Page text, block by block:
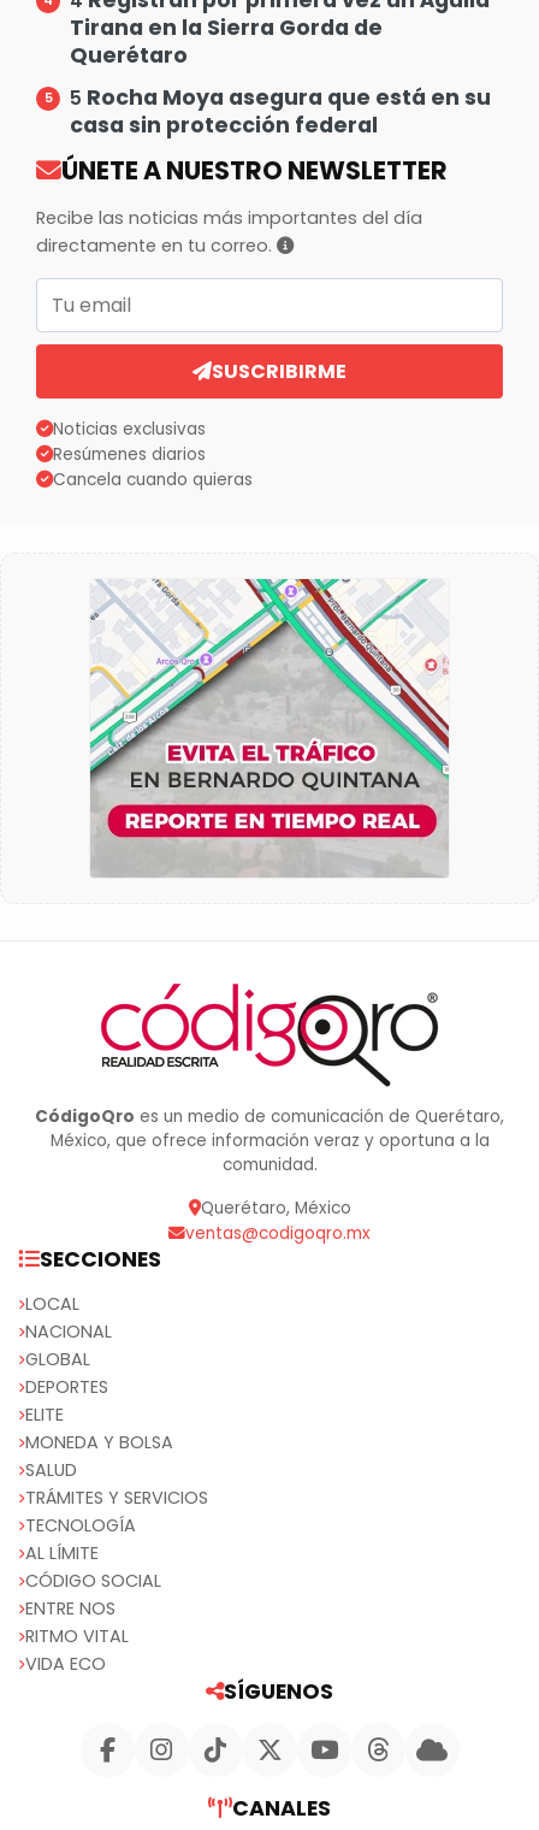
Tirana en la Sierra Gorda de
Querétaro
5 Rocha Moya asegura que está en su
casa sin protección federal
ÚNETE A NUESTRO NEWSLETTER
Recibe las noticias más importantes del día
directamente en tu correo.
Correo electrónico
SUSCRIBIRME
Noticias exclusivas
Resúmenes diarios
Cancela cuando quieras
CódigoQro es un medio de comunicación de Querétaro,
México, que ofrece información veraz y oportuna a la
comunidad.
Querétaro, México
ventas@codigoqro.mx
SECCIONES
LOCAL
NACIONAL
GLOBAL
DEPORTES
ELITE
MONEDA Y BOLSA
SALUD
TRÁMITES Y SERVICIOS
TECNOLOGÍA
AL LÍMITE
CÓDIGO SOCIAL
ENTRE NOS
RITMO VITAL
VIDA ECO
SÍGUENOS
CANALES